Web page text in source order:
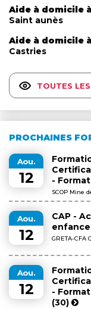
Aide à domicile
Saint aunès
Aide à domicile
Castries
TOUTES
PROCHAINES
Aou.
12
-
SCOP Mine
Aou.
12
CAP -
enfance
GRETA-CFA
Aou.
12
-
(30)